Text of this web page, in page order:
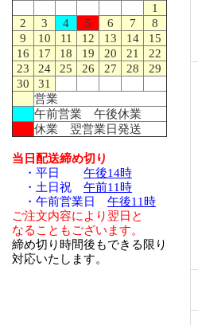
1
2
3 4 5 6 7
8
9
10 11 12 13 14
15
16
17 18 19 20 21
22
23
24 25 26 27 28
29
30
31
営業
午前営業 午後休業
休業 翌営業日発送
当日配送締め切り
・平日 午後14時
・土日祝 午前11時
・午前営業日 午後11時
ご注文内容により翌日と
なることもございます。
締め切り時間後もできる限り
対応いたします。